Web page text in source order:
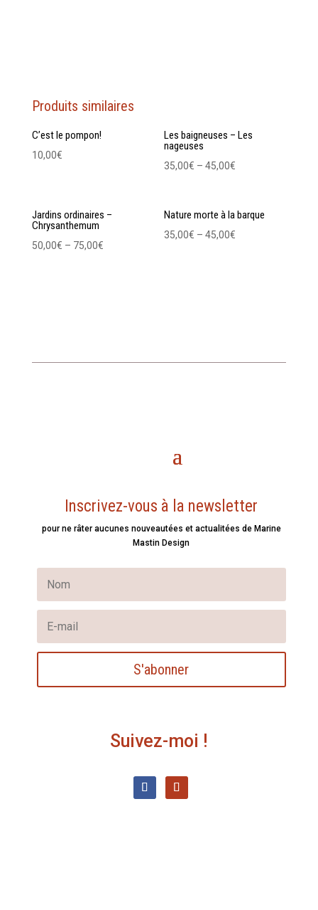
Produits similaires
C’est le pompon!
10,00€
Les baigneuses – Les
nageuses
35,00€ –45,00€
Jardins ordinaires –
Chrysanthemum
50,00€ – 75,00€
Nature morte à la barque
35,00€ –45,00€
Inscrivez-vous à la newsletter
pour ne râter aucunes nouveautées et actualitées de Marine
Mastin Design
S'abonner
Suivez-moi !